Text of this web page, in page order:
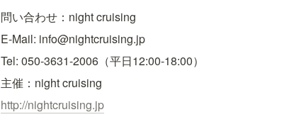
問い合わせ：night cruising
E-Mail: info@nightcruising.jp
Tel: 050-3631-2006（平日12:00-18:00）
主催：night cruising
http://nightcruising.jp